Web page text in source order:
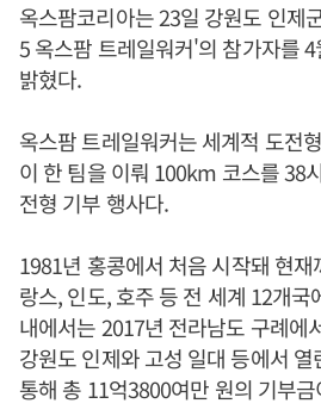
옥스팜코리아는 23일 강원도 인제
5 옥스팜 트레일워커'의 참가자를
밝혔다.
옥스팜 트레일워커는 세계적 도전
이 한 팀을 이뤄 100km 코스를 38
전형 기부 행사다.
1981년 홍콩에서 처음 시작돼 현
랑스, 인도, 호주 등 전 세계 12개국
내에서는 2017년 전라남도 구례에
강원도 인제와 고성 일대 등에서
통해 총 11억3800여만 원의 기부